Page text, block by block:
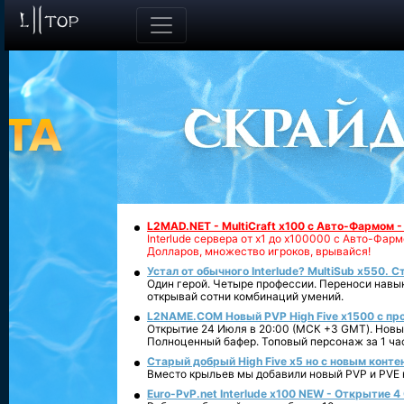
L2MAD.NET - MultiCraft x100 с Авто-Фармом
Interlude сервера от х1 до х100000 с Авто-
Долларов, множество игроков, врывайся!
Устал от обычного Interlude? MultiSub x550.
Один герой. Четыре профессии. Переноси
открывай сотни комбинаций умений.
L2NAME.COM Новый PVP High Five x1500 с
Открытие 24 Июля в 20:00 (МСК +3 GMT).
Полноценный бафер. Топовый персонаж за 1
Старый добрый High Five x5 но с новым
Вместо крыльев мы добавили новый PVP и PVE
Euro-PvP.net Interlude х100 NEW - Открытие 4